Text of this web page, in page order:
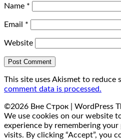
Name *
Email *
Website
This site uses Akismet to reduce
comment data is processed.
©2026 Вне Строк | WordPress
We use cookies on our website
experience by remembering
visits. By clicking “Accept”, you